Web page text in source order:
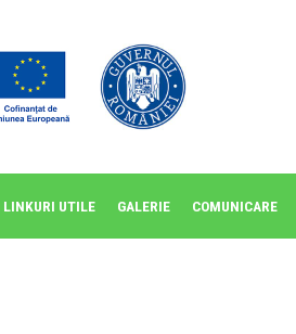
LINKURI UTILE GALERIE COMUNICARE